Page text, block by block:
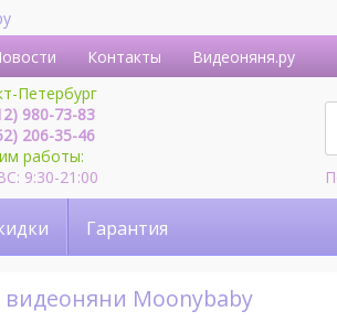
Контакты
Видеоняня.ру
Петербург
980-73-83
206-35-46
работы:
9:30-21:00
Гарантия
видеоняни Moonybaby